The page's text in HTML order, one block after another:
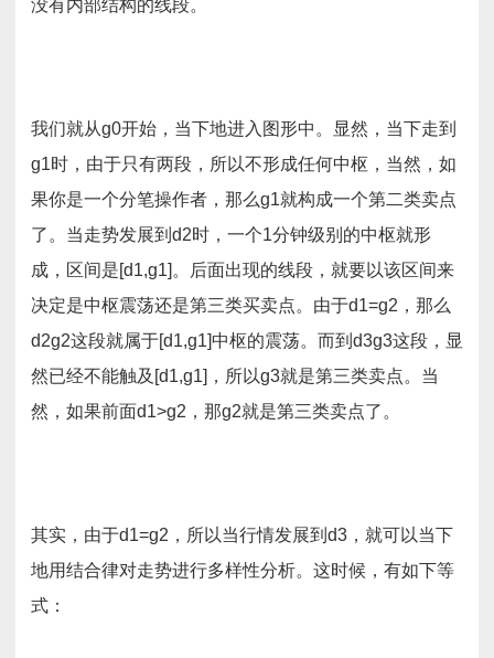
没有内部结构的线段。
我们就从g0开始，当下地进入图形中。显然，当下走到
g1时，由于只有两段，所以不形成任何中枢，当然，如
果你是一个分笔操作者，那么g1就构成一个第二类卖点
了。当走势发展到d2时，一个1分钟级别的中枢就形
成，区间是[d1,g1]。后面出现的线段，就要以该区间来
决定是中枢震荡还是第三类买卖点。由于d1=g2，那么
d2g2这段就属于[d1,g1]中枢的震荡。而到d3g3这段，显
然已经不能触及[d1,g1]，所以g3就是第三类卖点。当
然，如果前面d1>g2，那g2就是第三类卖点了。
其实，由于d1=g2，所以当行情发展到d3，就可以当下
地用结合律对走势进行多样性分析。这时候，有如下等
式：